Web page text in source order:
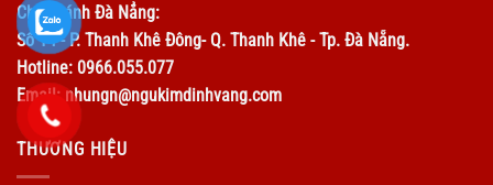
Chi Nhánh Đà Nẳng:
Số 14 - P. Thanh Khê Đông- Q. Thanh Khê - Tp. Đà Nẵng.
Hotline: 0966.055.077
Email: nhungn@ngukimdinhvang.com
THƯƠNG HIỆU